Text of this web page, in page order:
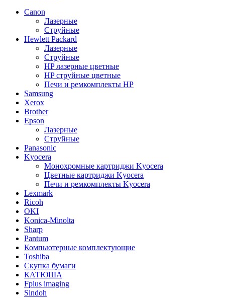
Canon
Лазерные
Струйные
Hewlett Packard
Лазерные
Струйные
HP лазерные цветные
HP струйные цветные
Печи и ремкомплекты HP
Samsung
Xerox
Brother
Epson
Лазерные
Струйные
Panasonic
Kyocera
Монохромные картриджи Kyocera
Цветные картриджи Kyocera
Печи и ремкомплекты Kyocera
Lexmark
Ricoh
OKI
Konica-Minolta
Sharp
Pantum
Компьютерные комплектующие
Toshiba
Скупка бумаги
КАТЮША
Fplus imaging
Sindoh